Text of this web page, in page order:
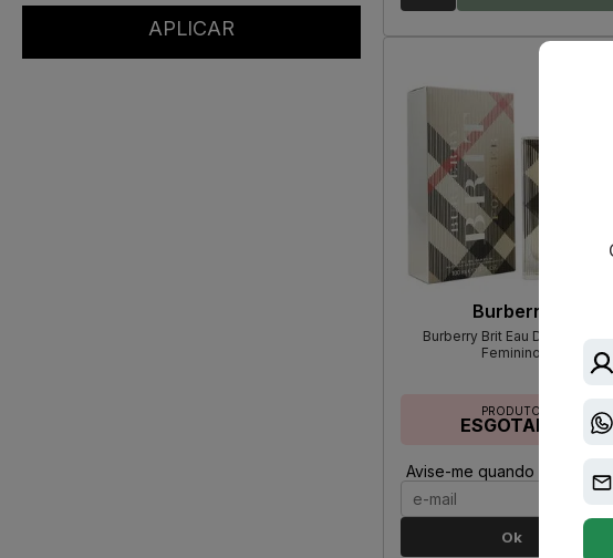
Burberry
Burberry Brit Eau De Parfum
Feminino
PRODUTO
ESGOTADO
Avise-me quando disponível:
Ok